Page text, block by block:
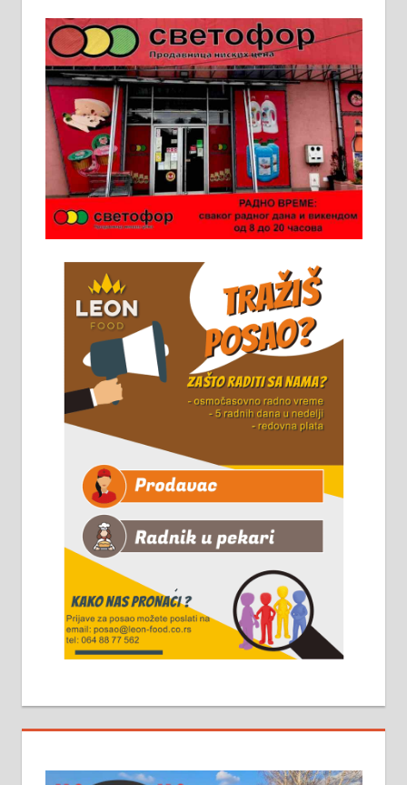
Пружам услуге завршних радова
у грађевини, хидроизолације и
молерских радова. 061/25-28-058
Ало таксију потребан возач са Б
категоријом. 064/02-85-511
Потребна два радника за рад на
стоваришту „Липа промет” у
информација доћи лично на
стовариште у улици Максима
Горког 26 сваког радног дана од
8 до 15 часова. 063/465-045
Чистим све врсте димњака.
061/32-13-445